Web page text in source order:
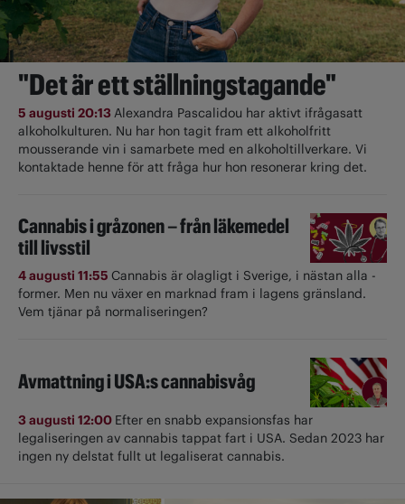
"Det är ett ställningstagande"
5 augusti 20:13Alexandra Pascalidou har aktivt ifrågasatt
alkoholkulturen. Nu har hon tagit fram ett alkoholfritt
mousserande vin i samarbete med en alkoholtillverkare. Vi
kontaktade henne för att fråga hur hon resonerar kring det.
Cannabis i gråzonen – från läkemedel
till livsstil
4 augusti 11:55 Cannabis är olagligt i ­Sverige, i nästan alla ­
former. Men nu växer en marknad fram i lagens gränsland.
Vem tjänar på normaliseringen?
Avmattning i USA:s cannabisvåg
3 augusti 12:00 Efter en snabb expansionsfas har
legaliseringen av cannabis tappat fart i USA. Sedan 2023 har
ingen ny delstat fullt ut ­legaliserat cannabis.